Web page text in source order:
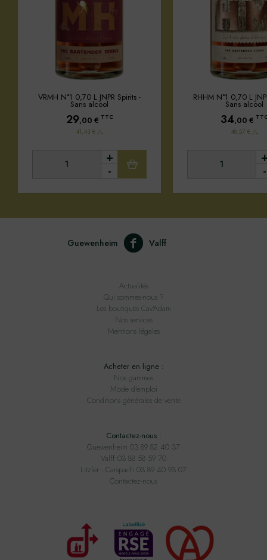
VRMH N°1 0,70 L JNPR Spirits -
Sans alcool
29,00 € TTC
41,43 € /L
-
+
RHHM N°1 0,70 L
Sans alcool
34,00 €
48,57 € /L
-
Guewenheim Valff
Actualités
Qui sommes-nous ?
Les boutiques Cav'Adam
Nos services
Mentions légales
Acheter en ligne :
Nos gammes
Mode d'emploi
Conditions générales de vente
Contactez-nous :
Guewenheim 03 89 82 40 37
Valff 03 88 58 59 70
Litzler - Carspach 03 89 40 93 07
Contactez-nous